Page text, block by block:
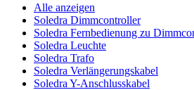
Alle anzeigen
Soledra Dimmcontroller
Soledra Fernbedienung zu
Soledra Leuchte
Soledra Trafo
Soledra Verlängerungskabel
Soledra Y-Anschlusskabel